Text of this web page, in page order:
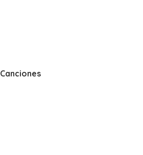
Canciones